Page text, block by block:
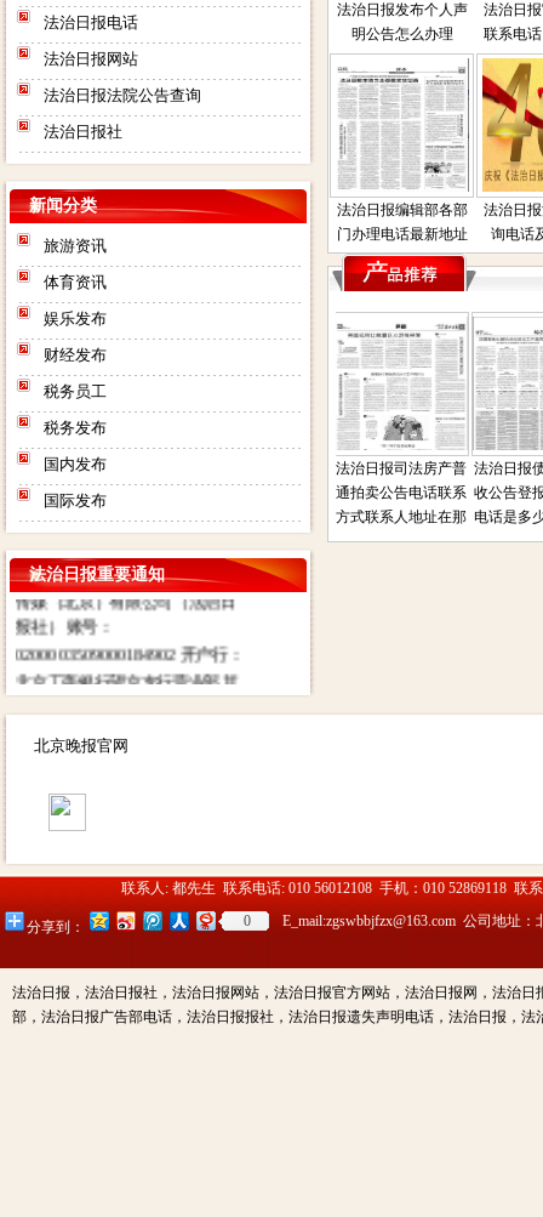
法治日报电话
法治日报网站
法治日报法院公告查询
法治日报社
新闻分类
旅游资讯
体育资讯
娱乐发布
财经发布
税务员工
税务发布
国内发布
国际发布
法治日报重要通知
号：对公汇款：户名：法报文化
传媒（北京）有限公司（法治日
报社） 账号：
0200003509000184902 开户行：
北京工商银行望京支行营业部 其
13910334612（同微信）
法治日报发布个人声
明公告怎么办理
法治日
联系电
法治日报编辑部各部
门办理电话最新地址
法治日
询电话
法治日报电子版在线
阅读
登报
法治日报司法房产普
通拍卖公告电话联系
方式联系人地址在那
法治日报债
收公告登报
电话是多少
话
北京晚报官网
联系人: 都先生 联系电话: 010 56012108 手机：010 52869118 联
E_mail:zgswbbjfzx@163.com 公司地址
分享到： 0
法治日报，法治日报社，法治日报网站，法治日报官方网站，法治日报网，法治
部，法治日报广告部电话，法治日报报社，法治日报遗失声明电话，法治日报，法